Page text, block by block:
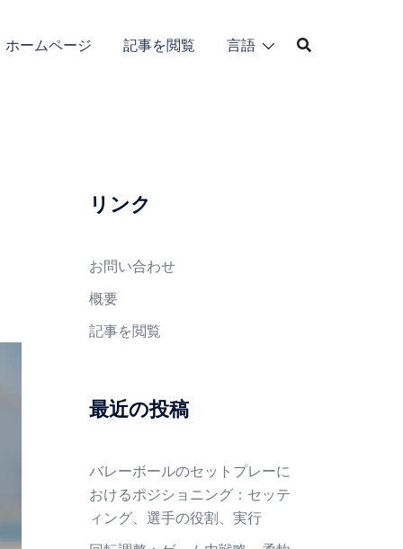
ホームページ 記事を閲覧 言語
リンク
お問い合わせ
概要
記事を閲覧
最近の投稿
バレーボールのセットプレーに
おけるポジショニング：セッテ
ィング、選手の役割、実行